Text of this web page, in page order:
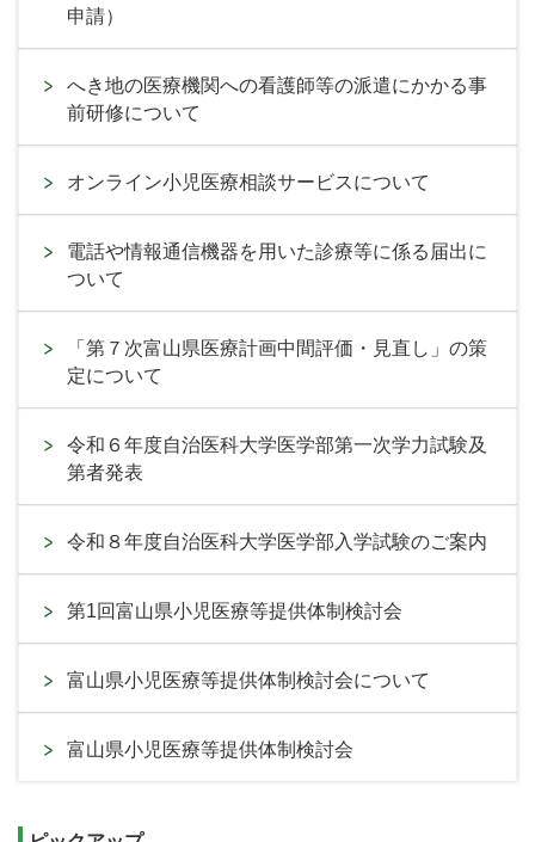
申請）
へき地の医療機関への看護師等の派遣にかかる事
前研修について
オンライン小児医療相談サービスについて
電話や情報通信機器を用いた診療等に係る届出に
ついて
「第７次富山県医療計画中間評価・見直し」の策
定について
令和６年度自治医科大学医学部第一次学力試験及
第者発表
令和８年度自治医科大学医学部入学試験のご案内
第1回富山県小児医療等提供体制検討会
富山県小児医療等提供体制検討会について
富山県小児医療等提供体制検討会